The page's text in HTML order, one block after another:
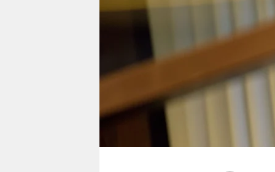
shop
fragen & hilfe
unterstützen